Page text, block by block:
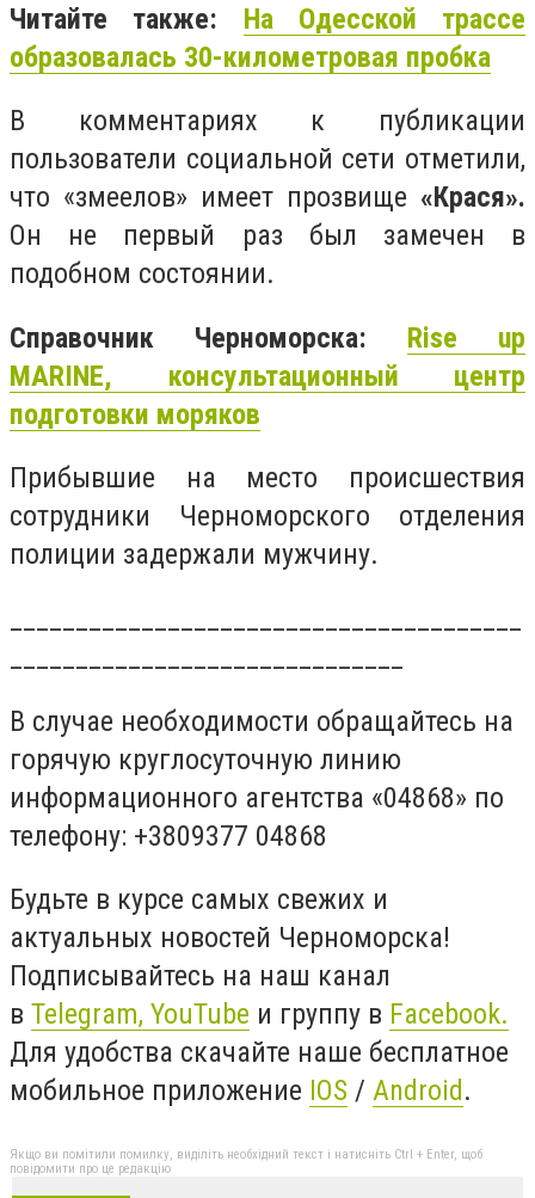
Читайте также: На Одесской трассе
образовалась 30-километровая пробка
В комментариях к публикации
пользователи социальной сети отметили,
что «змеелов» имеет прозвище «Крася».
Он не первый раз был замечен в
подобном состоянии.
Справочник Черноморска: Rise up
MARINE, консультационный центр
подготовки моряков
Прибывшие на место происшествия
сотрудники Черноморского отделения
полиции задержали мужчину.
В случае необходимости обращайтесь на
горячую круглосуточную линию
информационного агентства «04868» по
телефону: +3809377 04868
Будьте в курсе самых свежих и
актуальных новостей Черноморска!
Подписывайтесь на наш канал
в Telegram, YouTube и группу в Facebook.
Для удобства скачайте наше бесплатное
мобильное приложение IOS / Android.
Якщо ви помітили помилку, виділіть необхідний текст і натисніть Ctrl + Enter, щоб
повідомити про це редакцію